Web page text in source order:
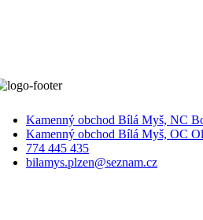
Kamenný obchod Bílá Myš, NC
Kamenný obchod Bílá Myš, OC
774 445 435
bilamys.plzen@seznam.cz